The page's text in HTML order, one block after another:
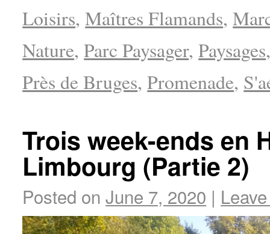
Loisirs,Maîtres Flamands,
Nature,Parc Paysager,Paysages
Près de Bruges,Promenade,
Trois week-ends en
Limbourg (Partie 2)
Posted on June 7, 2020 |